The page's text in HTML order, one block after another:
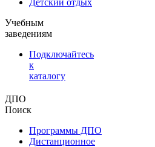
Учебным
заведениям
Подключайтесь
к
каталогу
ДПО
Поиск
Программы ДПО
Дистанционное